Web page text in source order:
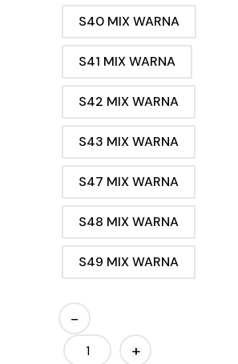
S40 MIX WARNA
S41 MIX WARNA
S42 MIX WARNA
S43 MIX WARNA
S47 MIX WARNA
S48 MIX WARNA
S49 MIX WARNA
-
+